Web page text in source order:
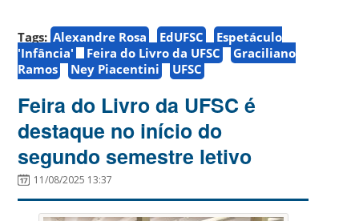
Tags: Alexandre Rosa EdUFSC
Espetáculo
'Infância'
Feira do Livro da UFSC
Graciliano
Ramos
Ney Piacentini UFSC
Feira do Livro da UFSC é
destaque no início do
segundo semestre letivo
11/08/2025 13:37